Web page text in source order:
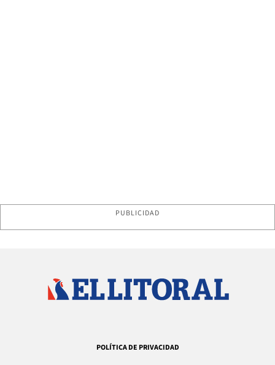
PUBLICIDAD
POLÍTICA DE PRIVACIDAD